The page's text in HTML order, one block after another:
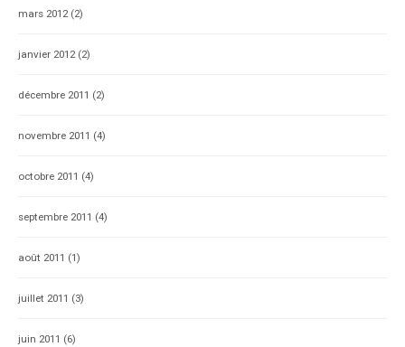
mars 2012(2)
janvier 2012(2)
décembre 2011 (2)
novembre 2011 (4)
octobre 2011 (4)
septembre 2011 (4)
août 2011 (1)
juillet 2011 (3)
juin 2011 (6)